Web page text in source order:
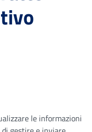
le informazioni